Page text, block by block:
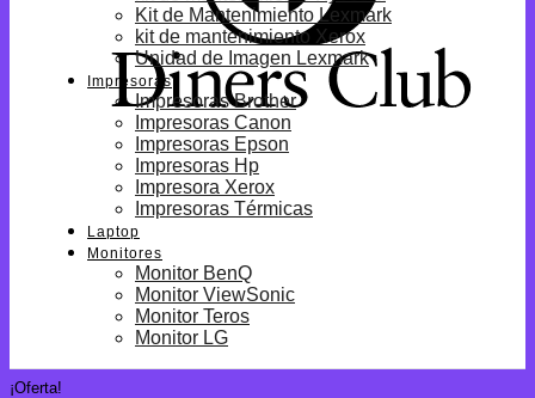
Kit de Mantenimiento Lexmark
kit de mantenimiento Xerox
Unidad de Imagen Lexmark
Impresoras
Impresoras Brother
Impresoras Canon
Impresoras Epson
Impresoras Hp
Impresora Xerox
Impresoras Térmicas
Laptop
Monitores
Monitor BenQ
Monitor ViewSonic
Monitor Teros
Monitor LG
¡Oferta!